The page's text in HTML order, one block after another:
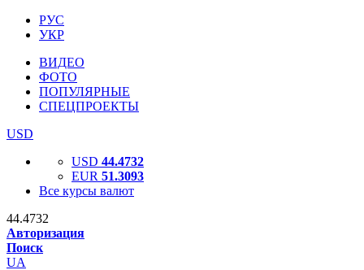
РУС
УКР
ВИДЕО
ФОТО
ПОПУЛЯРНЫЕ
СПЕЦПРОЕКТЫ
USD
USD 44.4732
EUR 51.3093
Все курсы валют
44.4732
Авторизация
Поиск
UA